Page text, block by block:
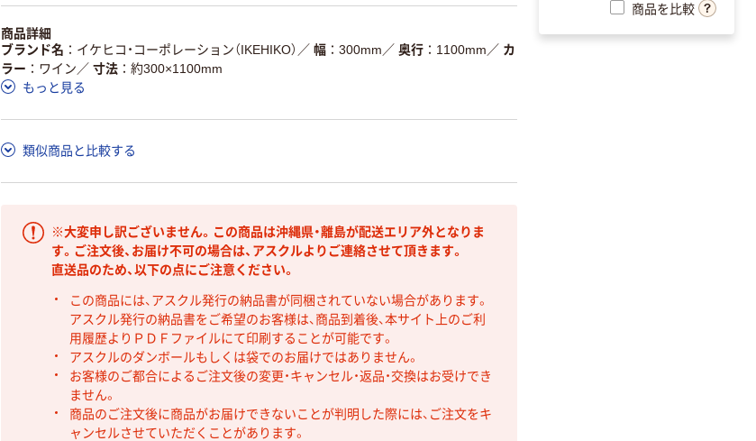
商品詳細
ブランド名
イケヒコ・コーポレーション（IKEHIKO） ／ 幅 300mm ／ 奥行 1100mm ／ カ
ラー
ワイン ／ 寸法
約300×1100mm
もっと見る
類似商品と比較する
※大変申し訳ございません。この商品は沖縄県・離島が配送エリア外となりま
す。ご注文後、お届け不可の場合は、アスクルよりご連絡させて頂きます。
直送品のため、以下の点にご注意ください。
この商品には、アスクル発行の納品書が同梱されていない場合があります。
アスクル発行の納品書をご希望のお客様は、商品到着後、本サイト上のご利
用履歴よりＰＤＦファイルにて印刷することが可能です。
アスクルのダンボールもしくは袋でのお届けではありません。
お客様のご都合によるご注文後の変更・キャンセル・返品・交換はお受けでき
ません。
商品のご注文後に商品がお届けできないことが判明した際には、ご注文をキ
ャンセルさせていただくことがあります。
商品を比較